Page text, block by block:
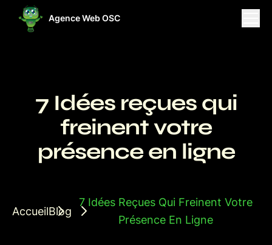
Agence Web OSC
7 Idées reçues qui
freinent votre
présence en ligne
AccueilBlog
7 Idées Reçues Qui Freinent Votre
Présence En Ligne